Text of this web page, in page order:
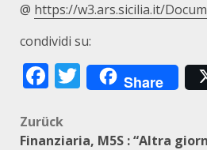
@ https://w3.ars.sicilia.it/
condividi su:
Facebook
Twitter
Share
Zurück
Finanziaria, M5S : “Altra